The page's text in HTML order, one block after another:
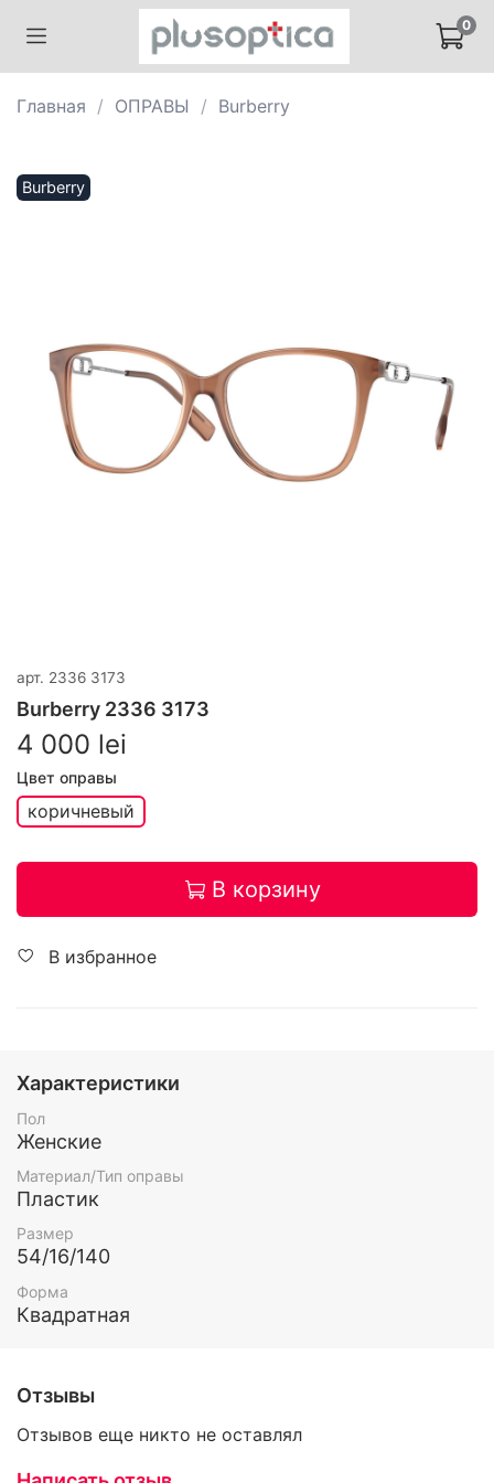
0
Главная ОПРАВЫ Burberry
Burberry
арт. 2336 3173
Burberry 2336 3173
4 000 lei
Цвет оправы
коричневый
В корзину
В избранное
Характеристики
Пол
Женские
Материал/Тип оправы
Пластик
Размер
54/16/140
Форма
Квадратная
Отзывы
Отзывов еще никто не оставлял